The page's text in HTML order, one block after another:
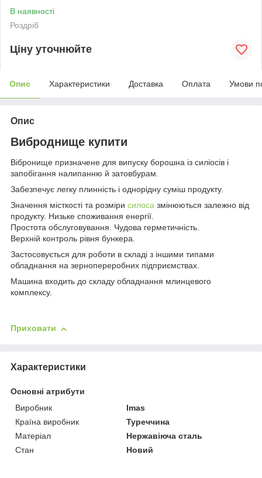
В наявності
Роздріб
Ціну уточнюйте
Опис Характеристики Доставка Оплата Умови
Опис
Виброднище купити
Вібронище призначене для випуску борошна із силіосів і
запобігання налипанню й затовбурам.
Забезпечує легку плинність і однорідну суміш продукту.
Значення місткості та розміри силоса змінюються залежно від
продукту. Низьке споживання енергії.
Простота обслуговування. Чудова герметичність.
Верхній контроль рівня бункера.
Застосовується для роботи в складі з іншими типами
обладнання на зернопереробних підприємствах.
Машина входить до складу обладнання млинцевого
комплексу.
Приховати
Характеристики
Основні атрибути
Виробник
Imas
Країна виробник
Туреччина
Матеріал
Нержавіюча сталь
Стан
Новий